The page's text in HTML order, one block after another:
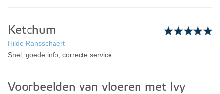
Ketchum
Hilde Ransschaert
Snel, goede info, correcte service
Voorbeelden van vloeren met Ivy